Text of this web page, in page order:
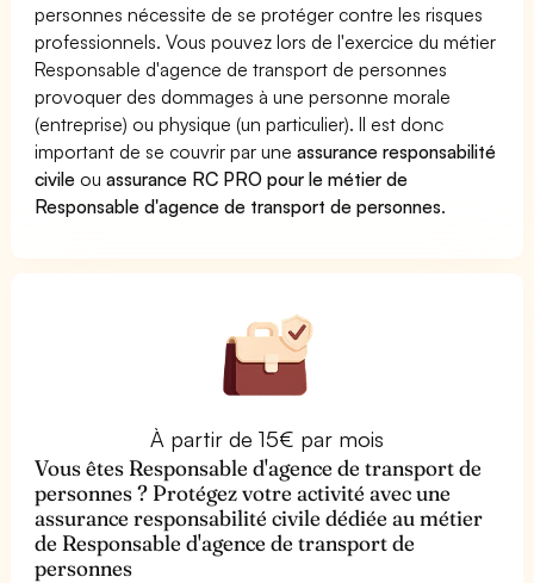
personnes nécessite de se protéger contre les risques
professionnels. Vous pouvez lors de l'exercice du métier
Responsable d'agence de transport de personnes
provoquer des dommages à une personne morale
(entreprise) ou physique (un particulier). Il est donc
important de se couvrir par uneassurance responsabilité
civile ouassurance RC PRO pour le métier de
Responsable d'agence de transport de personnes.
À partir de 15€ par mois
Vous êtes Responsable d'agence de transport de
personnes ? Protégez votre activité avec une
assurance responsabilité civile dédiée au métier
de Responsable d'agence de transport de
personnes